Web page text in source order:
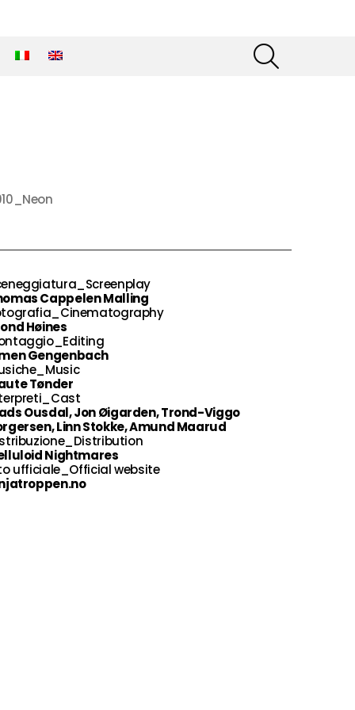
Cappelen Malling
Høines
Gengenbach
Tønder
Ousdal, Jon Øigarden, Trond-Viggo
Linn Stokke, Amund Maarud
Nightmares
ufficiale_Official website